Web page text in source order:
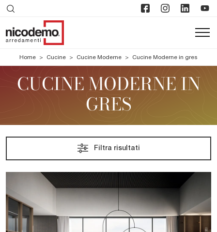
Home > Cucine > Cucine Moderne > Cucine Moderne in gres
CUCINE MODERNE IN
GRES
Filtra risultati